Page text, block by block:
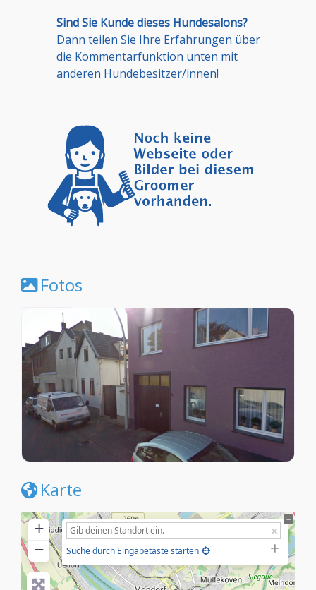
Sind Sie Kunde dieses Hundesalons?
Dann teilen Sie Ihre Erfahrungen über
die Kommentarfunktion unten mit
anderen Hundebesitzer/innen!
Fotos
Karte
+
−
Suche durch Eingabetaste starten